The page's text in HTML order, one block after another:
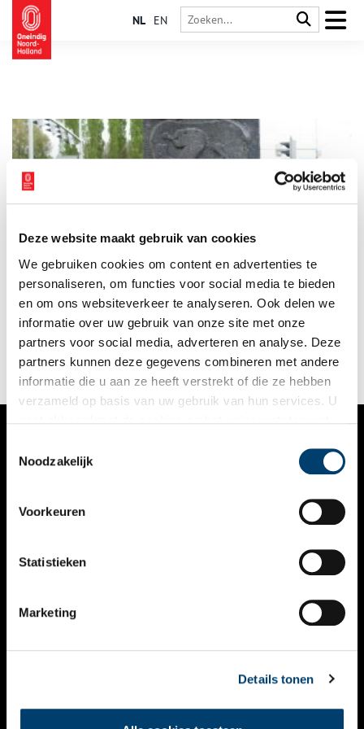
Deze website maakt gebruik van cookies
We gebruiken cookies om content en advertenties te
personaliseren, om functies voor social media te bieden
en om ons websiteverkeer te analyseren. Ook delen we
informatie over uw gebruik van onze site met onze
partners voor social media, adverteren en analyse. Deze
partners kunnen deze gegevens combineren met andere
informatie die u aan ze heeft verstrekt of die ze hebben
verzameld op basis van uw gebruik van hun services. U
Noodzakelijk
Voorkeuren
Statistieken
Marketing
Details tonen
NL EN
Gevochten is er bij Blaricum en Eemnes tussen troepen van de
bisschop van Utrecht en die van de graaf van Holland. Wie
mocht de veengronden tussen het Gooi en het riviertje de Eem
ontginnen? Na veel gedoe viel midden 14e eeuw het besluit
een paal te slaan die de grens zou aangeven. Een paal met
daarop de Hollandse leeuw. Een Leeuwenpaal dus.
VERHALEN
KALENDER
THEMA’S
VIDEO’S
CONTACT